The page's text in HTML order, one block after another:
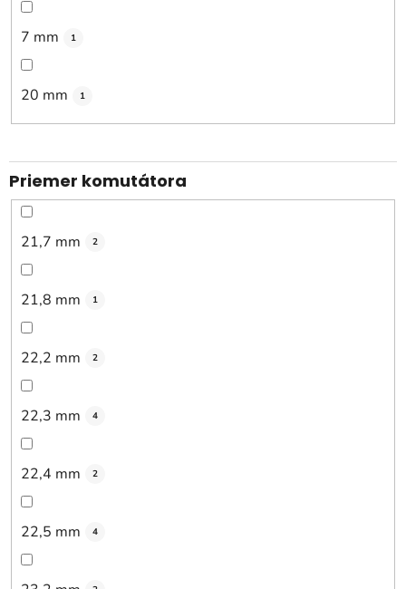
7 mm 1
20 mm 1
Priemer komutátora
21,7 mm 2
21,8 mm 1
22,2 mm 2
22,3 mm 4
22,4 mm 2
22,5 mm 4